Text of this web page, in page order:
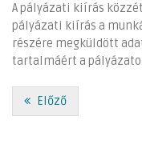
A pályázati kiírás
pályázati kiírás a
részére megküldött
tartalmáért a
Előző